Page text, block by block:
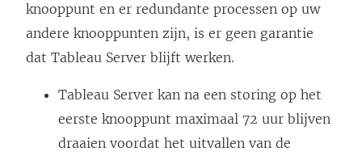
knooppunt en er redundante processen op uw
andere knooppunten zijn, is er geen garantie
dat Tableau Server blijft werken.
Tableau Server kan na een storing op het
eerste knooppunt maximaal 72 uur blijven
draaien voordat het uitvallen van de